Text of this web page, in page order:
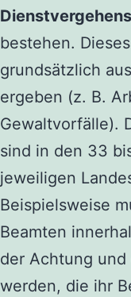
bestehen.
grundsätzlich
ergeben (z. B.
Gewaltvorfälle).
sind in den 33
jeweiligen
Beispielsweise
Beamten
der Achtung
werden, die ihr